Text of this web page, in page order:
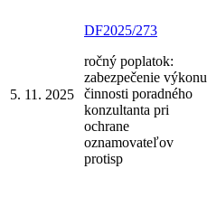
5. 11. 2025
DF2025/273
ročný poplatok:
zabezpečenie výkonu
činnosti poradného
konzultanta pri
ochrane
oznamovateľov
protisp